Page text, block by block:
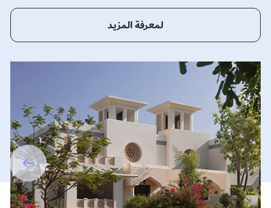
لمعرفة المزيد